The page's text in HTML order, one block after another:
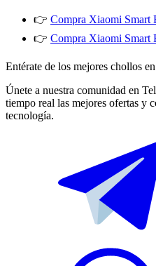
👉 Compra Xiaomi Smart
👉 Compra Xiaomi Smart
Entérate de los mejores chollos
Únete a nuestra comunidad en
tiempo real las mejores ofertas y
tecnología.